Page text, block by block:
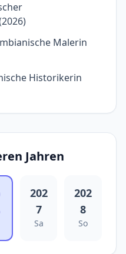
Malerin
Historikerin
Jahren
202
7
Sa
202
8
So